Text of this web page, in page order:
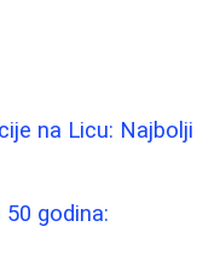
na Licu: Najbolji
godina: